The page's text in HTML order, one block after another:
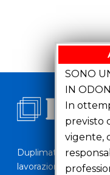
Duplimat si occupa
lavorazione di
SONO
IN
In
previsto
vigente,